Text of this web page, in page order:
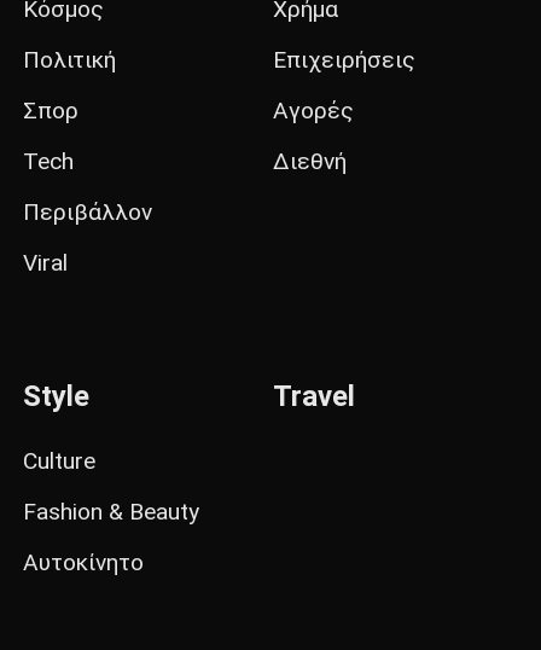
Κόσμος
Πολιτική
Σπορ
Tech
Περιβάλλον
Viral
Χρήμα
Επιχειρήσεις
Αγορές
Διεθνή
Style
Culture
Fashion & Beauty
Αυτοκίνητο
Travel